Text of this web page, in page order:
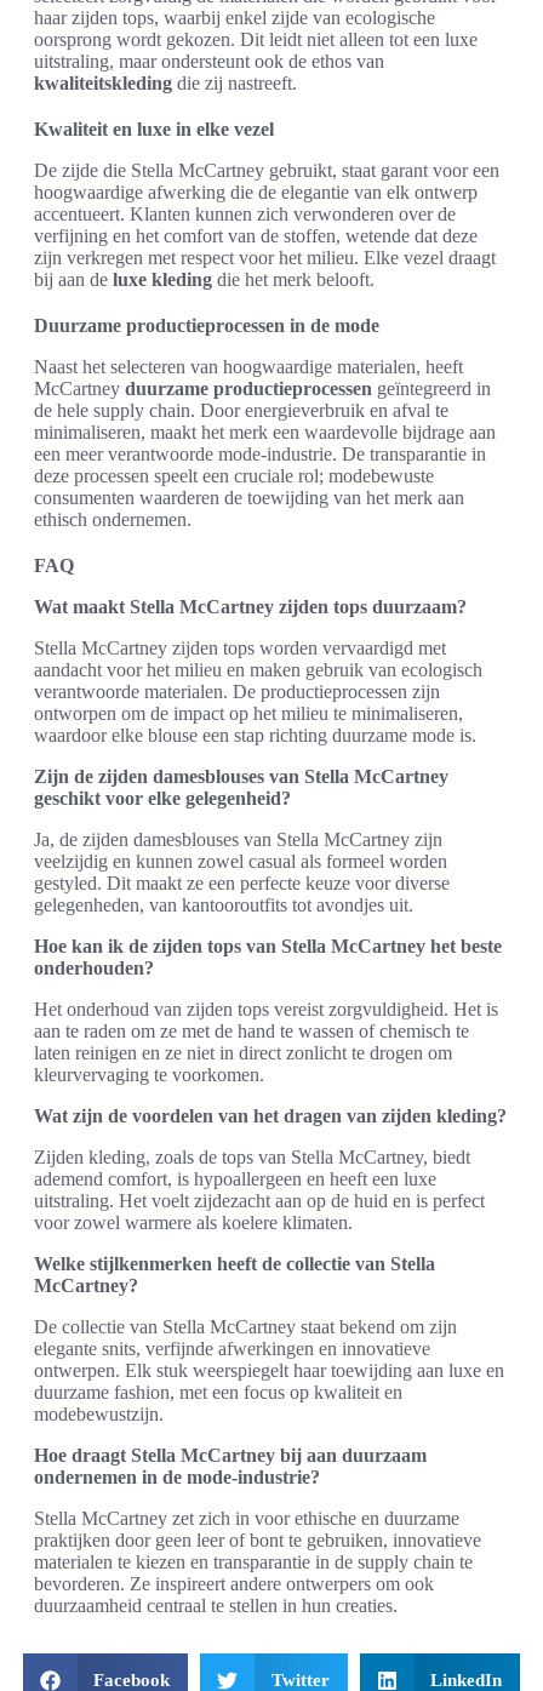
haar zijden tops, waarbij enkel zijde van ecologische
oorsprong wordt gekozen. Dit leidt niet alleen tot een luxe
uitstraling, maar ondersteunt ook de ethos van
kwaliteitskleding die zij nastreeft.
Kwaliteit en luxe in elke vezel
De zijde die Stella McCartney gebruikt, staat garant voor een
hoogwaardige afwerking die de elegantie van elk ontwerp
accentueert. Klanten kunnen zich verwonderen over de
verfijning en het comfort van de stoffen, wetende dat deze
zijn verkregen met respect voor het milieu. Elke vezel draagt
bij aan de luxe kleding die het merk belooft.
Duurzame productieprocessen in de mode
Naast het selecteren van hoogwaardige materialen, heeft
McCartney duurzame productieprocessen geïntegreerd in
de hele supply chain. Door energieverbruik en afval te
minimaliseren, maakt het merk een waardevolle bijdrage aan
een meer verantwoorde mode-industrie. De transparantie in
deze processen speelt een cruciale rol; modebewuste
consumenten waarderen de toewijding van het merk aan
ethisch ondernemen.
FAQ
Wat maakt Stella McCartney zijden tops duurzaam?
Stella McCartney zijden tops worden vervaardigd met
aandacht voor het milieu en maken gebruik van ecologisch
verantwoorde materialen. De productieprocessen zijn
ontworpen om de impact op het milieu te minimaliseren,
waardoor elke blouse een stap richting duurzame mode is.
Zijn de zijden damesblouses van Stella McCartney
geschikt voor elke gelegenheid?
Ja, de zijden damesblouses van Stella McCartney zijn
veelzijdig en kunnen zowel casual als formeel worden
gestyled. Dit maakt ze een perfecte keuze voor diverse
gelegenheden, van kantooroutfits tot avondjes uit.
Hoe kan ik de zijden tops van Stella McCartney het beste
onderhouden?
Het onderhoud van zijden tops vereist zorgvuldigheid. Het is
aan te raden om ze met de hand te wassen of chemisch te
laten reinigen en ze niet in direct zonlicht te drogen om
kleurvervaging te voorkomen.
Wat zijn de voordelen van het dragen van zijden kleding?
Zijden kleding, zoals de tops van Stella McCartney, biedt
ademend comfort, is hypoallergeen en heeft een luxe
uitstraling. Het voelt zijdezacht aan op de huid en is perfect
voor zowel warmere als koelere klimaten.
Welke stijlkenmerken heeft de collectie van Stella
McCartney?
De collectie van Stella McCartney staat bekend om zijn
elegante snits, verfijnde afwerkingen en innovatieve
ontwerpen. Elk stuk weerspiegelt haar toewijding aan luxe en
duurzame fashion, met een focus op kwaliteit en
modebewustzijn.
Hoe draagt Stella McCartney bij aan duurzaam
ondernemen in de mode-industrie?
Stella McCartney zet zich in voor ethische en duurzame
praktijken door geen leer of bont te gebruiken, innovatieve
materialen te kiezen en transparantie in de supply chain te
bevorderen. Ze inspireert andere ontwerpers om ook
duurzaamheid centraal te stellen in hun creaties.
Facebook Twitter LinkedIn